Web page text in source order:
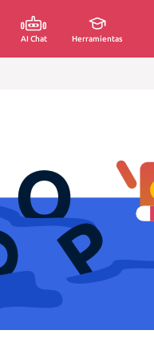
AI Chat Herramientas